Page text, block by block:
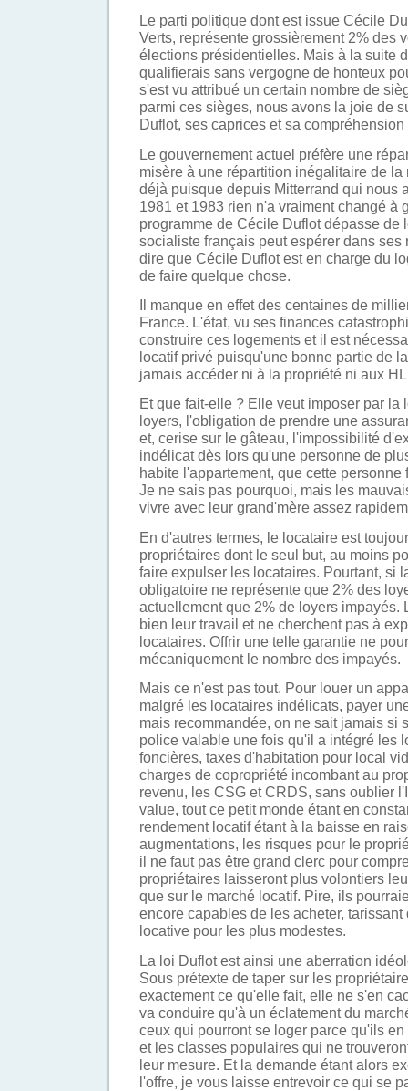
Le parti politique dont est issue Cécile
Verts, représente grossièrement 2% des
élections présidentielles. Mais à la suite
qualifierais sans vergogne de honteux
s'est vu attribué un certain nombre de
parmi ces sièges, nous avons la joie de
Duflot, ses caprices et sa
Le gouvernement actuel préfère une
misère à une répartition inégalitaire de
déjà puisque depuis Mitterrand qui nous
1981 et 1983 rien n'a vraiment changé à
programme de Cécile Duflot dépasse de
socialiste français peut espérer dans ses
dire que Cécile Duflot est en charge du
de faire quelque chose.
Il manque en effet des centaines de
France. L'état, vu ses finances
construire ces logements et il est
locatif privé puisqu'une bonne partie de
jamais accéder ni à la propriété ni aux
Et que fait-elle ? Elle veut imposer par la
loyers, l'obligation de prendre une
et, cerise sur le gâteau, l'impossibilité
indélicat dès lors qu'une personne de
habite l'appartement, que cette
Je ne sais pas pourquoi, mais les
vivre avec leur grand'mère assez
En d'autres termes, le locataire est
propriétaires dont le seul but, au moins
faire expulser les locataires. Pourtant, si
obligatoire ne représente que 2% des
actuellement que 2% de loyers impayés.
bien leur travail et ne cherchent pas à
locataires. Offrir une telle garantie ne
mécaniquement le nombre des impayés.
Mais ce n'est pas tout. Pour louer un
malgré les locataires indélicats, payer
mais recommandée, on ne sait jamais si
police valable une fois qu'il a intégré les
foncières, taxes d'habitation pour local
charges de copropriété incombant au
revenu, les CSG et CRDS, sans oublier
value, tout ce petit monde étant en
rendement locatif étant à la baisse en
augmentations, les risques pour le
il ne faut pas être grand clerc pour
propriétaires laisseront plus volontiers
que sur le marché locatif. Pire, ils
encore capables de les acheter, tarissant
locative pour les plus modestes.
La loi Duflot est ainsi une aberration
Sous prétexte de taper sur les
exactement ce qu'elle fait, elle ne s'en
va conduire qu'à un éclatement du
ceux qui pourront se loger parce qu'ils
et les classes populaires qui ne
leur mesure. Et la demande étant alors
l'offre, je vous laisse entrevoir ce qui se